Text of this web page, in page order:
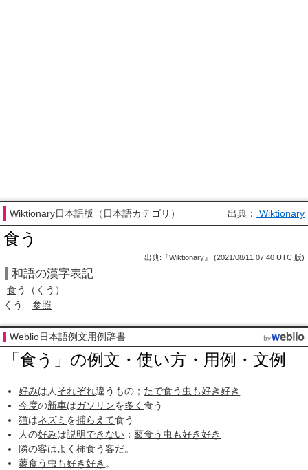
Wiktionary日本語版（日本語カテゴリ） 出典： Wiktionary
食う
出典:『Wiktionary』 (2021/08/11 07:40 UTC 版)
和語の漢字表記
食う
（くう）
くう
参照
Weblio日本語例文用例辞書
「食う」の例文・使い方・用例・文例
好みは人 それぞれ違うもの； たで食う虫も好き好き
今度の新車はガソリンを多く食う
猫はネズミ を捕らえて食う
人の好みは説明できない ；蓼食う虫も好き好き
隣の客はよく柿食う客だ。
蓼食う虫も好き好き 。